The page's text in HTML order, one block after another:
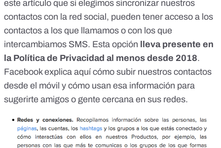
este artículo que si elegimos sincronizar nuestros
contactos con la red social, pueden tener acceso a los
contactos a los que llamamos o con los que
intercambiamos SMS. Esta opción lleva presente en
la Política de Privacidad al menos desde 2018.
Facebook explica aquí cómo subir nuestros contactos
desde el móvil y cómo usan esa información para
sugerirte amigos o gente cercana en sus redes.